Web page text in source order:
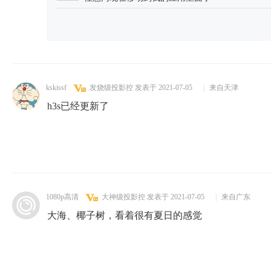
kskissf 发烧级投影控 发表于 2021-07-05 来自天津
h3s已经更新了
1080p高清 大神级投影控 发表于 2021-07-05 来自广东
大海、椰子树，看着很有夏日的感觉